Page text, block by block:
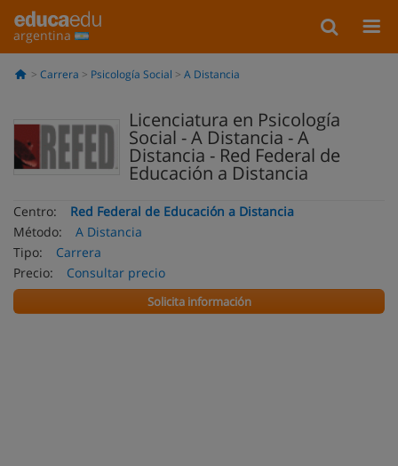
argentina
Carrera Psicología Social A Distancia
Licenciatura en Psicología
Social - A Distancia - A
Distancia - Red Federal de
Educación a Distancia
Centro:
Red Federal de Educación a Distancia
Método:
A Distancia
Tipo:
Carrera
Precio:
Consultar precio
Solicita información